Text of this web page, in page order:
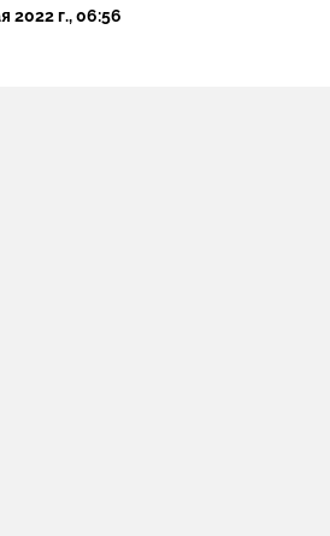
2022 г., 06:56